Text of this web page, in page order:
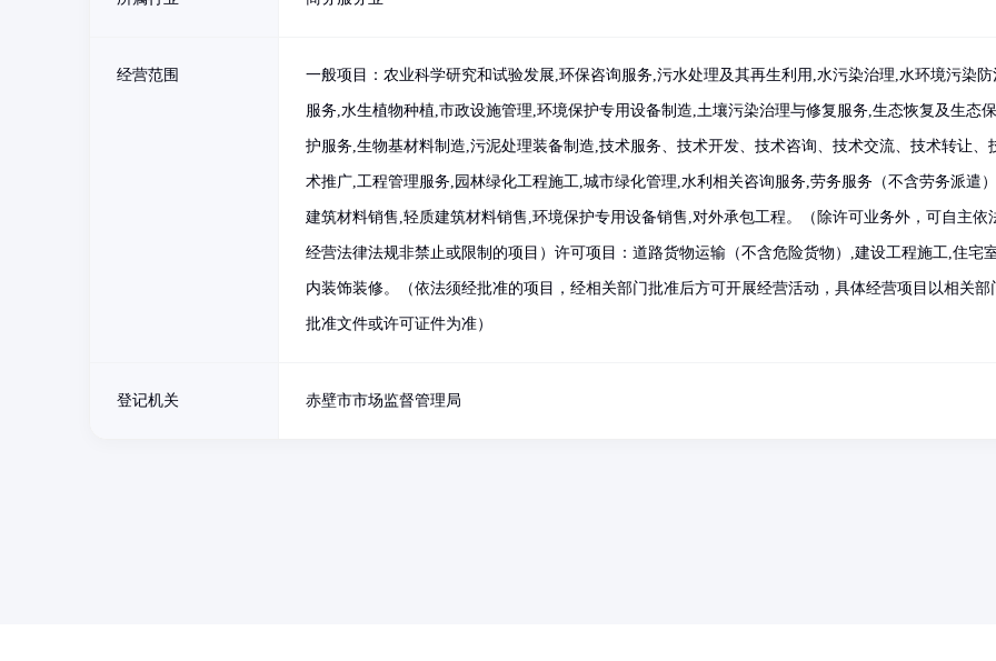
经营范围 一般项目：农业科学研究和试验发展,环保咨询服务,污水处理及其再生利用,水污染治理,水环境污染防
服务,水生植物种植,市政设施管理,环境保护专用设备制造,土壤污染治理与修复服务,生态恢复及生态保
护服务,生物基材料制造,污泥处理装备制造,技术服务、技术开发、技术咨询、技术交流、技术转让、
术推广,工程管理服务,园林绿化工程施工,城市绿化管理,水利相关咨询服务,劳务服务（不含劳务派遣
建筑材料销售,轻质建筑材料销售,环境保护专用设备销售,对外承包工程。（除许可业务外，可自主依
经营法律法规非禁止或限制的项目）许可项目：道路货物运输（不含危险货物）,建设工程施工,住宅
内装饰装修。（依法须经批准的项目，经相关部门批准后方可开展经营活动，具体经营项目以相关部
批准文件或许可证件为准）
登记机关 赤壁市市场监督管理局